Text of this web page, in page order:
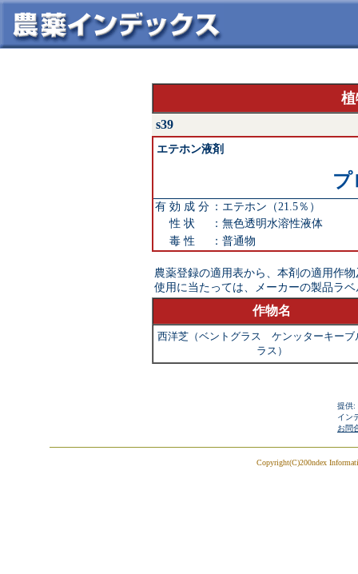
s39
エテホン液剤
プ
有 効 成 分 ： エテホン（21.5％）
性 状
： 無色透明水溶性液体
毒 性
： 普通物
農薬登録の適用表から、本剤の適用作
使用に当たっては、メーカーの製品ラ
作物名
西洋芝（ベントグラス ケンッターキーブ
ラス）
提供:
イン
お問
Copyright(C)200ndex